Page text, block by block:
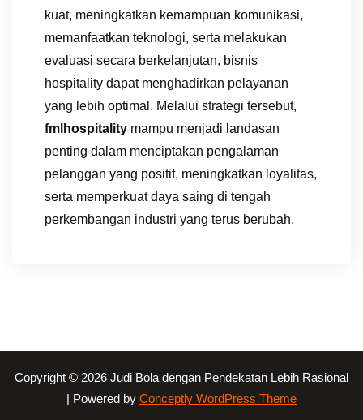
kuat, meningkatkan kemampuan komunikasi,
memanfaatkan teknologi, serta melakukan
evaluasi secara berkelanjutan, bisnis
hospitality dapat menghadirkan pelayanan
yang lebih optimal. Melalui strategi tersebut,
fmlhospitality mampu menjadi landasan
penting dalam menciptakan pengalaman
pelanggan yang positif, meningkatkan loyalitas,
serta memperkuat daya saing di tengah
perkembangan industri yang terus berubah.
Copyright © 2026 Judi Bola dengan Pendekatan Lebih Rasional
| Powered by Conceptly WordPress Theme